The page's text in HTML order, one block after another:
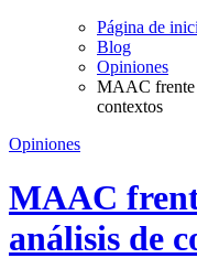
Página de
Blog
Opiniones
MAAC frente
contextos
Opiniones
MAAC
análisis de